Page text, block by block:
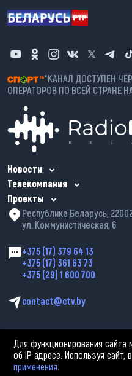
*КАНАЛ ДОСТУПЕН
ОПЕРАТОРОВ ПО ВСЕЙ СТРАНЕ
Новости
Телекомпания
Проекты
Республика Беларусь,
ул. Коммунистическая, 6
+375 (17) 379 64 13
+375 (17) 361 63 73
+375 (29) 1 600 700
contact@ctv.by
2002—2026 © ЗАО «Столичное
Для функционирования
об IP адресе. Используя
применения.